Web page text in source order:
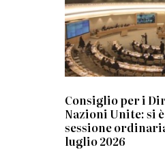
Consiglio per i
Nazioni Unite: si
sessione
luglio 2026